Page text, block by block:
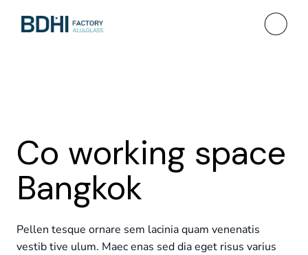
Co working space
Bangkok
Pellen tesque ornare sem lacinia quam venenatis
vestib tive ulum. Maec enas sed dia eget risus varius